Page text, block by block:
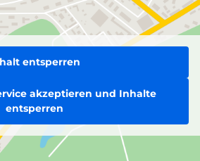
entsperren
akzeptieren und Inhalte
entsperren